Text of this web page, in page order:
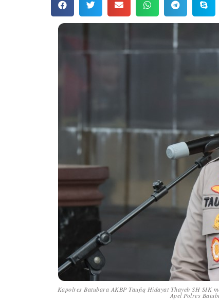
Kapolres Batubara AKBP Taufiq Hidayat Thayeb SH SIK
Apel Polres